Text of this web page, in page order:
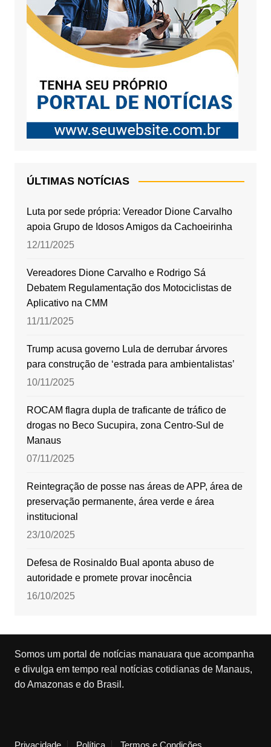
ÚLTIMAS NOTÍCIAS
Luta por sede própria: Vereador Dione Carvalho
apoia Grupo de Idosos Amigos da Cachoeirinha
12/11/2025
Vereadores Dione Carvalho e Rodrigo Sá
Debatem Regulamentação dos Motociclistas de
Aplicativo na CMM
11/11/2025
Trump acusa governo Lula de derrubar árvores
para construção de ‘estrada para ambientalistas’
10/11/2025
ROCAM flagra dupla de traficante de tráfico de
drogas no Beco Sucupira, zona Centro-Sul de
Manaus
07/11/2025
Reintegração de posse nas áreas de APP, área de
preservação permanente, área verde e área
institucional
23/10/2025
Defesa de Rosinaldo Bual aponta abuso de
autoridade e promete provar inocência
16/10/2025
Somos um portal de notícias manauara que acompanha
e divulga em tempo real notícias cotidianas de Manaus,
do Amazonas e do Brasil.
Privacidade Política Termos e Condições